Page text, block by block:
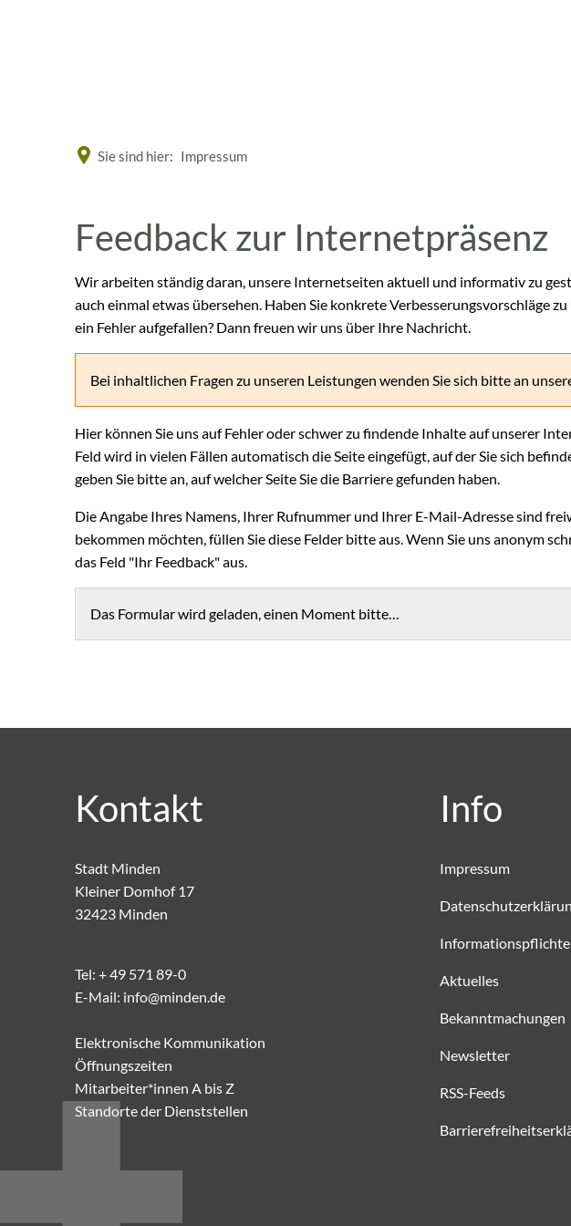
Sie sind hier: Impressum
Feedback
Internetseite
Feedback zur Internetpräsenz
Wir arbeiten ständig daran, unsere Internetseiten aktuell und informativ zu
auch einmal etwas übersehen. Haben Sie konkrete Verbesserungsvorschläge
ein Fehler aufgefallen? Dann freuen wir uns über Ihre Nachricht.
Bei inhaltlichen Fragen zu unseren Leistungen wenden Sie sich bitte an
Hier können Sie uns auf Fehler oder schwer zu findende Inhalte auf unserer
Feld wird in vielen Fällen automatisch die Seite eingefügt, auf der Sie sich
geben Sie bitte an, auf welcher Seite Sie die Barriere gefunden haben.
Die Angabe Ihres Namens, Ihrer Rufnummer und Ihrer E-Mail-Adresse sind
bekommen möchten, füllen Sie diese Felder bitte aus. Wenn Sie uns anonym
das Feld "Ihr Feedback" aus.
Das Formular wird geladen, einen Moment bitte…
Kontakt
Stadt Minden
Kleiner Domhof 17
32423 Minden
Tel: + 49 571 89-0
E-Mail: info@minden.de
Elektronische Kommunikation
Öffnungszeiten
Mitarbeiter*innen A bis Z
Standorte der Dienststellen
Info
Impressum
Aktuelles
Bekanntmachungen
Newsletter
RSS-Feeds